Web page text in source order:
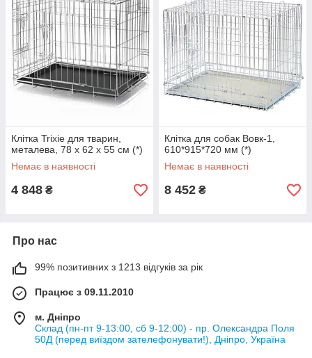
Клітка Trixie для тварин,
металева, 78 x 62 x 55 см (*)
Немає в наявності
4 848 ₴
Клітка для собак Вовк-1,
610*915*720 мм (*)
Немає в наявності
8 452 ₴
Про нас
99% позитивних з 1213 відгуків за рік
Працює з 09.11.2010
м. Дніпро
Склад (пн-пт 9-13:00, сб 9-12:00) - пр. Олександра Поля
50Д (перед виїздом зателефонувати!), Дніпро, Україна